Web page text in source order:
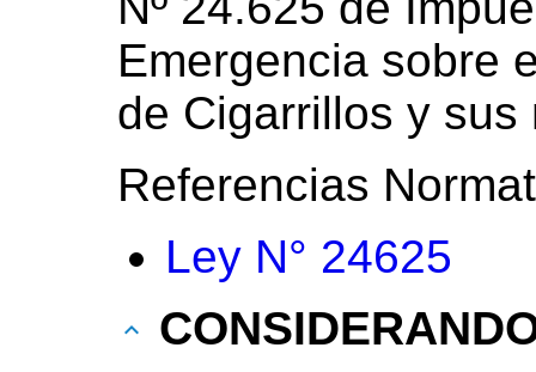
Emergencia sobre
de Cigarrillos y
Referencias
Ley N° 24625